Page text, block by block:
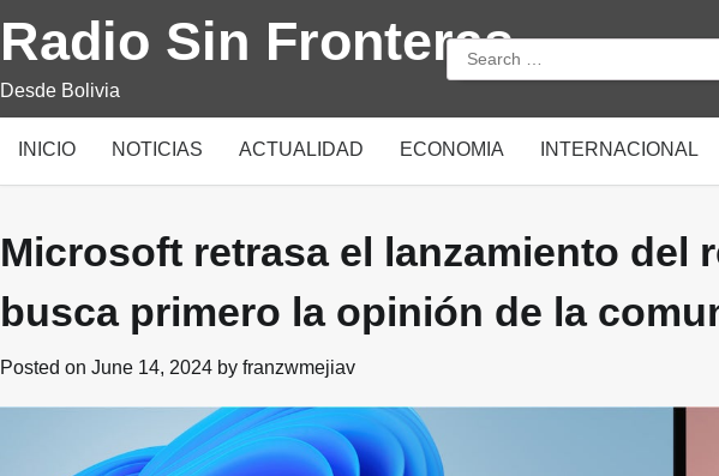
to
Radio Sin Fronteras
Desde Bolivia
Search
for:
INICIO NOTICIAS ACTUALIDAD ECONOMIA INTERNACIONAL
Microsoft retrasa el lanzamiento del
busca primero la opinión de la
Posted on June 14, 2024 by franzwmejiav